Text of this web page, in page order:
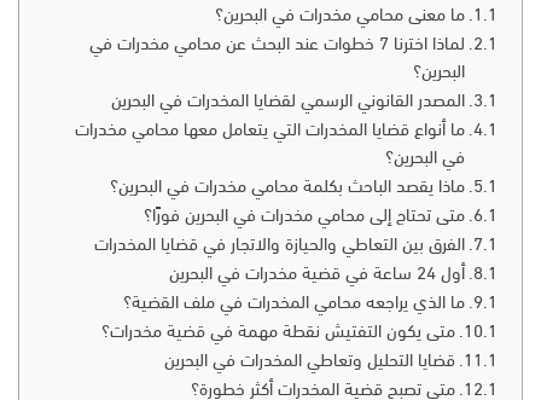
ما معنى محامي مخدرات في البحرين؟
لماذا اخترنا 7 خطوات عند البحث عن محامي مخدرات في
البحرين؟
المصدر القانوني الرسمي لقضايا المخدرات في البحرين
ما أنواع قضايا المخدرات التي يتعامل معها محامي مخدرات
في البحرين؟
ماذا يقصد الباحث بكلمة محامي مخدرات في البحرين؟
متى تحتاج إلى محامي مخدرات في البحرين فورًا؟
الفرق بين التعاطي والحيازة والاتجار في قضايا المخدرات
أول 24 ساعة في قضية مخدرات في البحرين
ما الذي يراجعه محامي المخدرات في ملف القضية؟
متى يكون التفتيش نقطة مهمة في قضية مخدرات؟
قضايا التحليل وتعاطي المخدرات في البحرين
متى تصبح قضية المخدرات أكثر خطورة؟